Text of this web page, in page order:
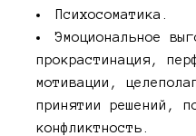
Психосоматика.
Эмоциональное
прокрастинация,
мотивации,
принятии решений,
конфликтность.